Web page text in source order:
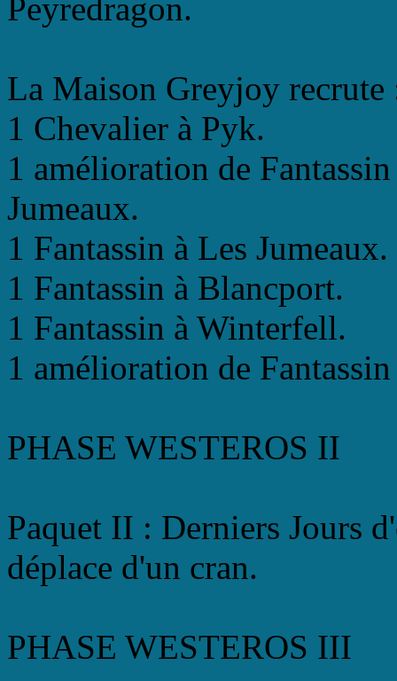
Peyredragon.
La Maison Greyjoy recrute
1 Chevalier à Pyk.
1 amélioration de
Jumeaux.
1 Fantassin à Les Jumeaux.
1 Fantassin à Blancport.
1 Fantassin à Winterfell.
1 amélioration de
PHASE WESTEROS II
Paquet II : Derniers Jours
déplace d'un cran.
PHASE WESTEROS III